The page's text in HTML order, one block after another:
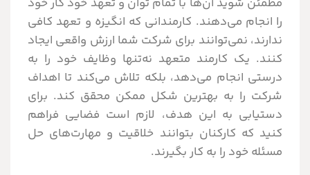
را انجام می‌دهند. کارمندانی که انگیزه و تعهد کافی
ندارند، نمی‌توانند برای شرکت شما ارزش واقعی ایجاد
کنند. یک کارمند متعهد نه‌تنها وظایف خود را به
درستی انجام می‌دهد، بلکه تلاش می‌کند تا اهداف
شرکت را به بهترین شکل ممکن محقق کند. برای
دستیابی به این هدف، لازم است فضایی فراهم
کنید که کارکنان بتوانند خلاقیت و مهارت‌های حل
مسئله خود را به کار بگیرند.